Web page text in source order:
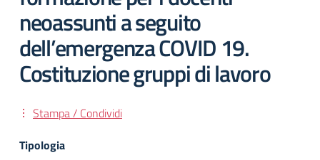
neoassunti a seguito
dell’emergenza COVID 19.
Costituzione gruppi di lavoro
Stampa / Condividi
Tipologia